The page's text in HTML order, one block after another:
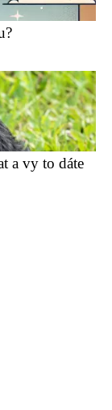
a vy to dáte